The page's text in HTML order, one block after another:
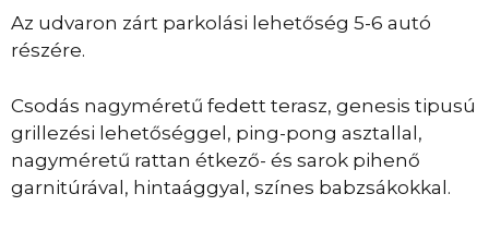
Az udvaron zárt parkolási lehetőség 5-6 autó
részére.
Csodás nagyméretű fedett terasz, genesis tipusú
grillezési lehetőséggel, ping-pong asztallal,
nagyméretű rattan étkező- és sarok pihenő
garnitúrával, hintaággyal, színes babzsákokkal.